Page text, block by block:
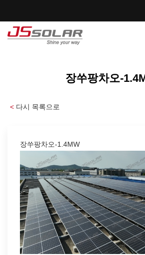
장쑤팡차오-
< 다시 목록으로
장쑤팡차오-1.4MW